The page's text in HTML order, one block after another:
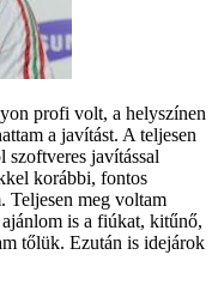
profi volt, a helyszínen
a javítást. A teljesen
javítással
korábbi, fontos
Teljesen meg voltam
is a fiúkat, kitűnő,
tőlük. Ezután is idejárok